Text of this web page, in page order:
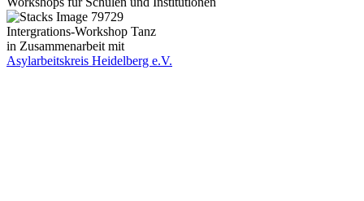
Intergrations-Workshop Tanz
in Zusammenarbeit mit
Asylarbeitskreis Heidelberg e.V.